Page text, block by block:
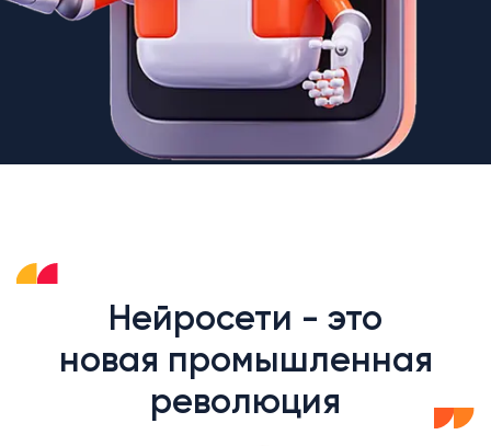
Нейросети - это
новая промышленная
революция